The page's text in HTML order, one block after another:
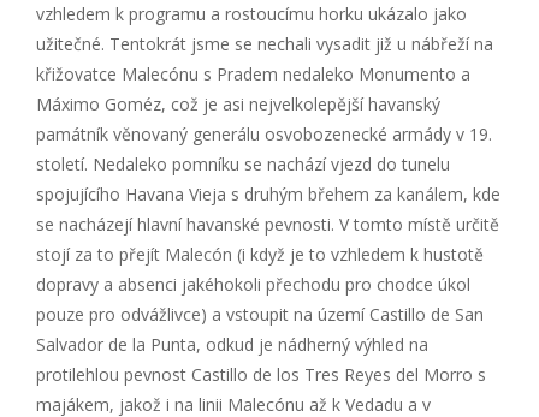
vzhledem k programu a rostoucímu horku ukázalo jako
užitečné. Tentokrát jsme se nechali vysadit již u nábřeží na
křižovatce Malecónu s Pradem nedaleko Monumento a
Máximo Goméz, což je asi nejvelkolepější havanský
památník věnovaný generálu osvobozenecké armády v 19.
století. Nedaleko pomníku se nachází vjezd do tunelu
spojujícího Havana Vieja s druhým břehem za kanálem, kde
se nacházejí hlavní havanské pevnosti. V tomto místě určitě
stojí za to přejít Malecón (i když je to vzhledem k hustotě
dopravy a absenci jakéhokoli přechodu pro chodce úkol
pouze pro odvážlivce) a vstoupit na území Castillo de San
Salvador de la Punta, odkud je nádherný výhled na
protilehlou pevnost Castillo de los Tres Reyes del Morro s
majákem, jakož i na linii Malecónu až k Vedadu a v